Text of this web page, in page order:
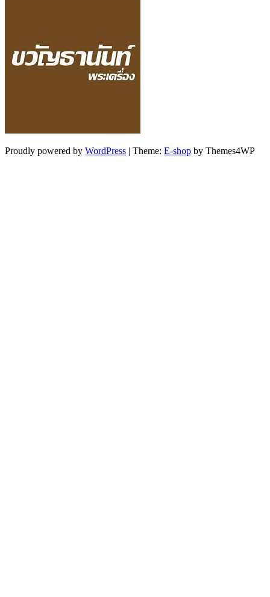
Proudly powered by WordPress | Theme: E-shop by Themes4WP